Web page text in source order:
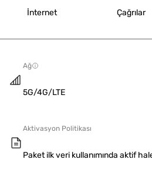
İnternet Çağrılar
Ağ
5G/4G/LTE
Aktivasyon Politikası
Paket ilk veri kullanımında aktif